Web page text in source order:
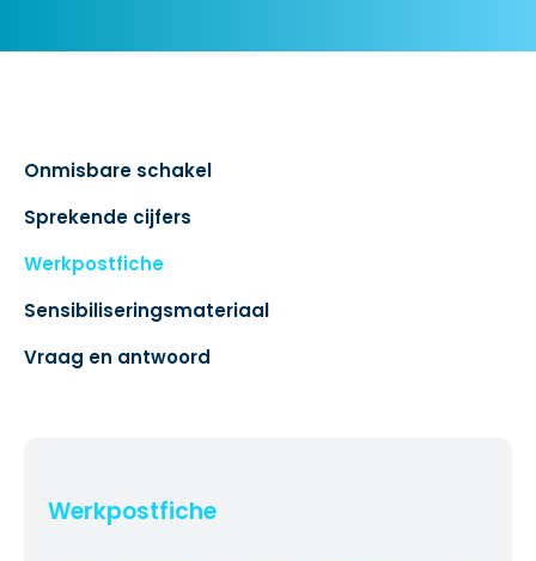
Onmisbare schakel
Sprekende cijfers
Werkpostfiche
Sensibiliseringsmateriaal
Vraag en antwoord
Werkpostfiche